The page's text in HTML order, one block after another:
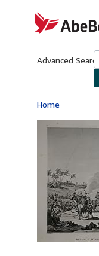
AbeBooks.com
Advanced Search
Home